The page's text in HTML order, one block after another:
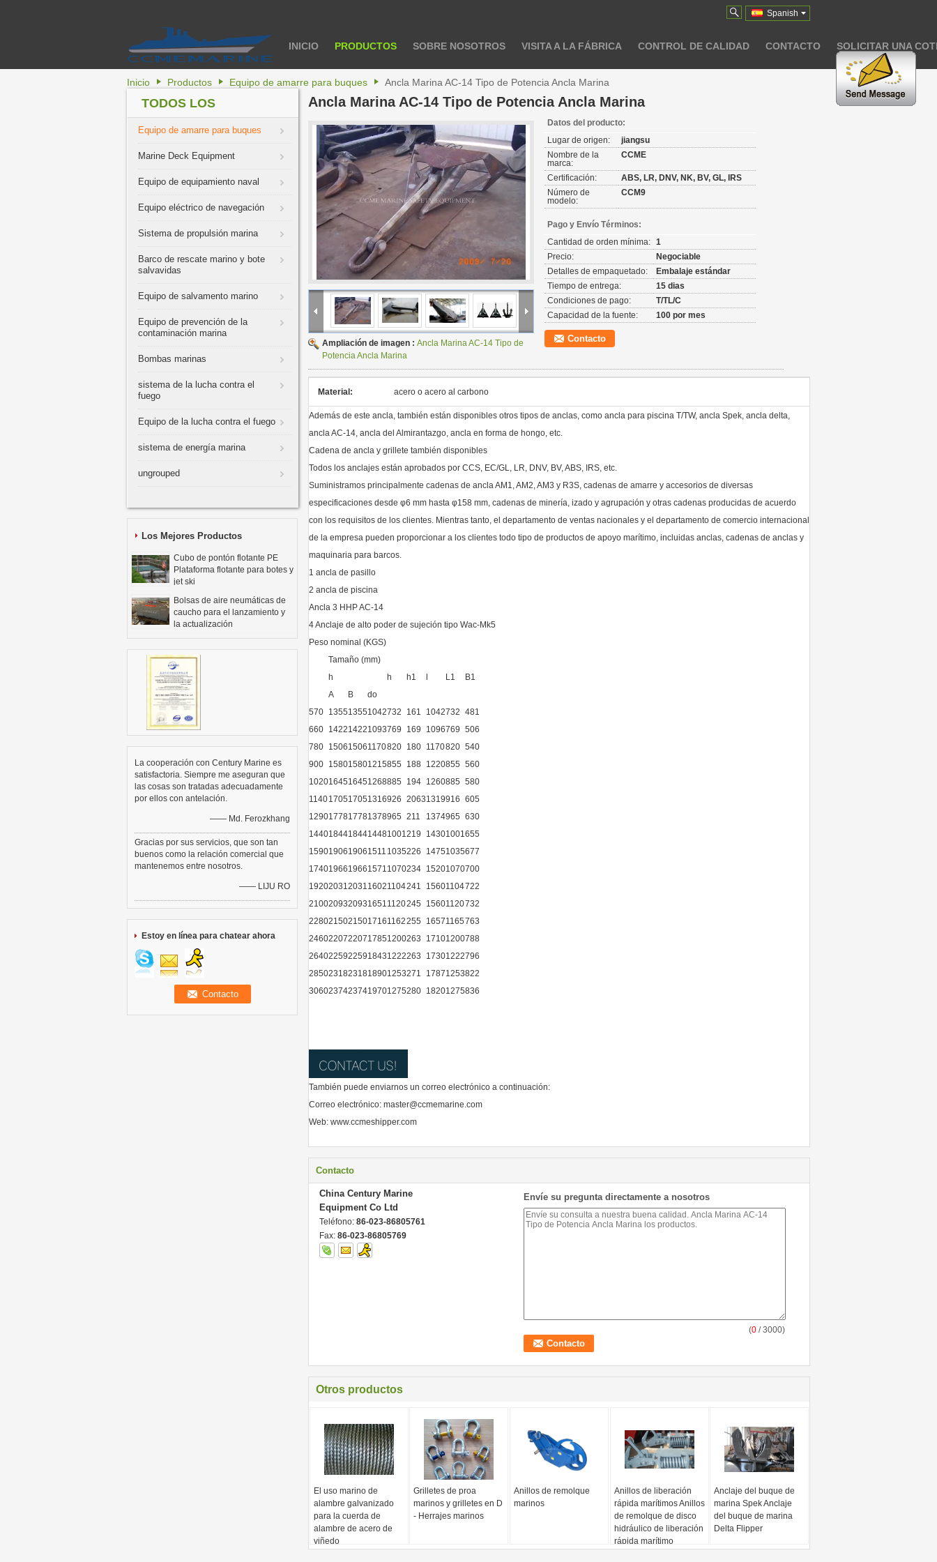
Spanish
INICIO PRODUCTOS SOBRE NOSOTROS VISITA A LA FÁBRICA CONTROL DE CALIDAD CONTACTO SOLICITAR UNA
Inicio Productos Equipo de amarre para buques Ancla Marina AC-14 Tipo de Potencia Ancla Marina
TODOS LOS
PRODUCTOS
Equipo de amarre para buques
Marine Deck Equipment
Equipo de equipamiento naval
Equipo eléctrico de navegación
Sistema de propulsión marina
Barco de rescate marino y bote
salvavidas
Equipo de salvamento marino
Equipo de prevención de la
contaminación marina
Bombas marinas
sistema de la lucha contra el
fuego
Equipo de la lucha contra el fuego
sistema de energía marina
ungrouped
Los Mejores Productos
Cubo de pontón flotante PE
Plataforma flotante para botes y
jet ski
Bolsas de aire neumáticas de
caucho para el lanzamiento y
la actualización
La cooperación con Century Marine es
satisfactoria. Siempre me aseguran que
las cosas son tratadas adecuadamente
por ellos con antelación.
—— Md. Ferozkhang
Gracias por sus servicios, que son tan
buenos como la relación comercial que
mantenemos entre nosotros.
—— LIJU RO
Estoy en línea para chatear ahora
Ancla Marina AC-14 Tipo de Potencia Ancla Marina
Ampliación de imagen : Ancla Marina AC-14 Tipo de
Potencia Ancla Marina
Datos del producto:
Lugar de origen:
jiangsu
Nombre de la
marca:
CCME
Certificación:
ABS, LR, DNV, NK, BV, GL, IRS
Número de
modelo:
CCM9
Pago y Envío Términos:
Cantidad de orden mínima: 1
Precio:
Negociable
Detalles de empaquetado:
Embalaje estándar
Tiempo de entrega:
15 dias
Condiciones de pago:
T/TL/C
Capacidad de la fuente:
100 por mes
Contacto
Material: acero o acero al carbono
Además de este ancla, también están disponibles otros tipos de anclas, como ancla para piscina T/TW, ancla Spek, ancla delta,
ancla AC-14, ancla del Almirantazgo, ancla en forma de hongo, etc.
Cadena de ancla y grillete también disponibles
Todos los anclajes están aprobados por CCS, EC/GL, LR, DNV, BV, ABS, IRS, etc.
Suministramos principalmente cadenas de ancla AM1, AM2, AM3 y R3S, cadenas de amarre y accesorios de diversas
especificaciones desde φ6 mm hasta φ158 mm, cadenas de minería, izado y agrupación y otras cadenas producidas de acuerdo
con los requisitos de los clientes. Mientras tanto, el departamento de ventas nacionales y el departamento de comercio internacional
de la empresa pueden proporcionar a los clientes todo tipo de productos de apoyo marítimo, incluidas anclas, cadenas de anclas y
maquinaria para barcos.
1 ancla de pasillo
2 ancla de piscina
Ancla 3 HHP AC-14
4 Anclaje de alto poder de sujeción tipo Wac-Mk5
Peso nominal (KGS)
Tamaño (mm)
h
h h1 L1
B1
A
B
do
570 135513551042732 161 1042732 481
660 142214221093769 169 1096769 506
780 150615061170820 180 1170820 540
900 158015801215855 188 1220855 560
1020164516451268885 194 1260885 580
1140170517051316926 20631319916 605
1290177817781378965 211 1374965 630
14401844184414481001219 14301001655
1590190619061511 1035226 14751035677
17401966196615711070234 15201070700
19202031203116021104241 15601104722
21002093209316511120245 15601120732
22802150215017161162255 16571165763
24602207220717851200263 17101200788
26402259225918431222263 17301222796
28502318231818901253271 17871253822
30602374237419701275280 18201275836
También puede enviarnos un correo electrónico a continuación:
Correo electrónico: master@ccmemarine.com
Web: www.ccmeshipper.com
Contacto
China Century Marine
Equipment Co Ltd
Teléfono: 86-023-86805761
Fax: 86-023-86805769
Envíe su pregunta directamente a nosotros
(0 / 3000)
Otros productos
El uso marino de
alambre galvanizado
para la cuerda de
alambre de acero de
viñedo
Grilletes de proa
marinos y grilletes en D
- Herrajes marinos
Anillos de remolque
marinos
Anillos de liberación
rápida marítimos Anillos
de remolque de disco
hidráulico de liberación
rápida marítimo
Anclaje del buque de
marina Spek Anclaje
del buque de marina
Delta Flipper